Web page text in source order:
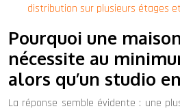
distribution sur plusieurs étages
Pourquoi une
nécessite au
alors qu’un studio
La réponse semble évidente : une